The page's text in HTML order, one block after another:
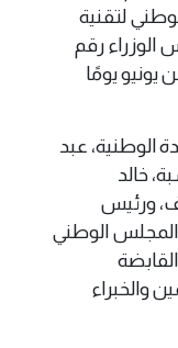
لتقنية
الوزراء رقم
من يونيو يومًا
الوطنية، عبد
خالد
ورئيس
المجلس الوطني
والخبراء